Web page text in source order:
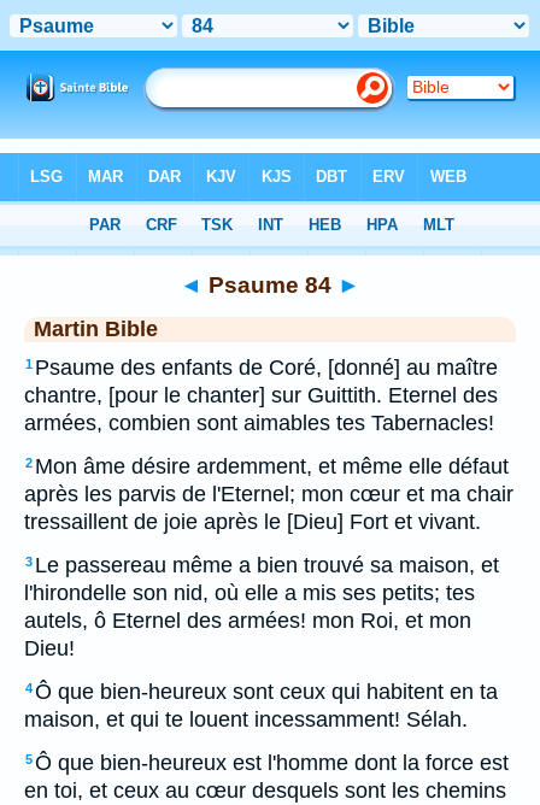
> Psaume 84
◄ Psaume 84 ►
Martin Bible
1 Psaume des enfants de Coré, [donné] au maître
chantre, [pour le chanter] sur Guittith. Eternel des
armées, combien sont aimables tes Tabernacles!
2 Mon âme désire ardemment, et même elle défaut
après les parvis de l'Eternel; mon cœur et ma chair
tressaillent de joie après le [Dieu] Fort et vivant.
3 Le passereau même a bien trouvé sa maison, et
l'hirondelle son nid, où elle a mis ses petits; tes
autels, ô Eternel des armées! mon Roi, et mon
Dieu!
4Ô que bien-heureux sont ceux qui habitent en ta
maison, et qui te louent incessamment! Sélah.
5Ô que bien-heureux est l'homme dont la force est
en toi, et ceux au cœur desquels sont les chemins